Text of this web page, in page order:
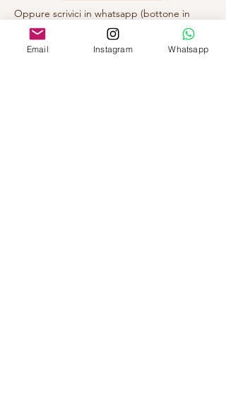
Oppure scrivici in whatsapp (bottone in
basso a destra) con la tua preferenza di
giorno della settimana e fascia oraria
Email Instagram Whatsapp